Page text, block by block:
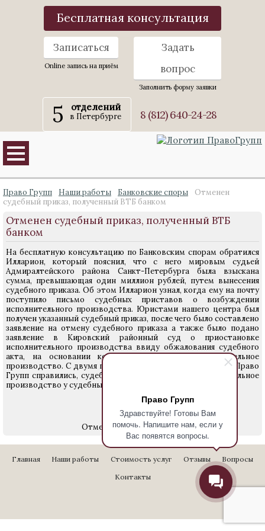
Право Групп
Здравствуйте! Готовы Вам
помочь. Напишите нам, если у
Вас появятся вопросы.
Бесплатная консультация
Записаться
Online запись на приём
Задать
вопрос
Заполнить форму заявки
5 отделений
в Петербурге 8 (812) 640-24-28
Право Групп Наши работы Банковские споры
Отменен
судебный приказ, полученный ВТБ банком
Отменен судебный приказ, полученный ВТБ
банком
На бесплатную консультацию по Банковским спорам обратился
Илларион, который пояснил, что с него мировым судьей
Адмиралтейского района Санкт-Петербурга была взыскана
сумма, превышающая один миллион рублей, путем вынесения
судебного приказа. Об этом Илларион узнал, когда ему на почту
поступило письмо судебных приставов о возбуждении
исполнительного производства. Юристами нашего центра был
получен указанный судебный приказ, после чего было составлено
заявление на отмену судебного приказа а также было подано
заявление в Кировский районный суд о приостановке
исполнительного производства ввиду обжалования судебного
акта, на основании которого возбуждено исполнительное
производство. С двумя поставленными задачами юристы Право
Групп справились, судебный приказ отменен, а исполнительное
производство у судебных приставов прекращено.
Отменен судебный приказ
Главная Наши работы Стоимость услуг Отзывы
Вопросы
Контакты